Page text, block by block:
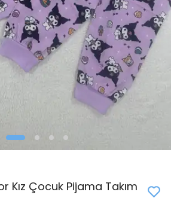
Kız Çocuk Pijama Takım